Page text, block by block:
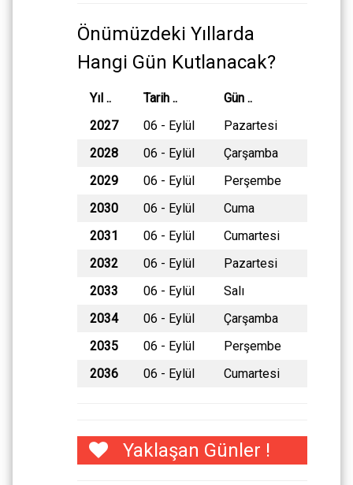
Önümüzdeki Yıllarda
Hangi Gün Kutlanacak?
Yıl .. Tarih ..
Gün ..
2027
06 - Eylül
Pazartesi
2028
06 - Eylül
Çarşamba
2029
06 - Eylül
Perşembe
2030
06 - Eylül
Cuma
2031
06 - Eylül
Cumartesi
2032
06 - Eylül
Pazartesi
2033
06 - Eylül
Salı
2034
06 - Eylül
Çarşamba
2035
06 - Eylül
Perşembe
2036
06 - Eylül Cumartesi
Yaklaşan Günler !